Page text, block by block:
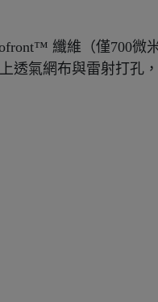
纖維（僅700
氣網布與雷射打孔